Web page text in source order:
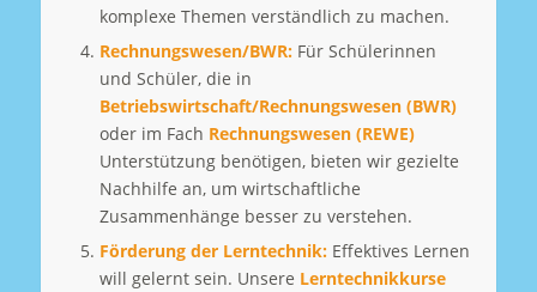
komplexe Themen verständlich zu machen.
Rechnungswesen/BWR:Für Schülerinnen
und Schüler, die in
Betriebswirtschaft/Rechnungswesen (BWR)
oder im Fach Rechnungswesen (REWE)
Unterstützung benötigen, bieten wir gezielte
Nachhilfe an, um wirtschaftliche
Zusammenhänge besser zu verstehen.
Förderung der Lerntechnik:Effektives Lernen
will gelernt sein. Unsere Lerntechnikkurse